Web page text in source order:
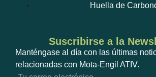
Huella de
Suscribirse a la
Manténgase al día con las últimas
relacionadas con Mota-Engil ATIV.